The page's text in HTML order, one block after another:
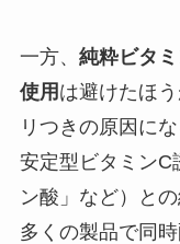
一方、 純粋ビタ
使用 は避けたほ
リつきの原因に
安定型ビタミンC
ン酸」など）と
多くの製品で同